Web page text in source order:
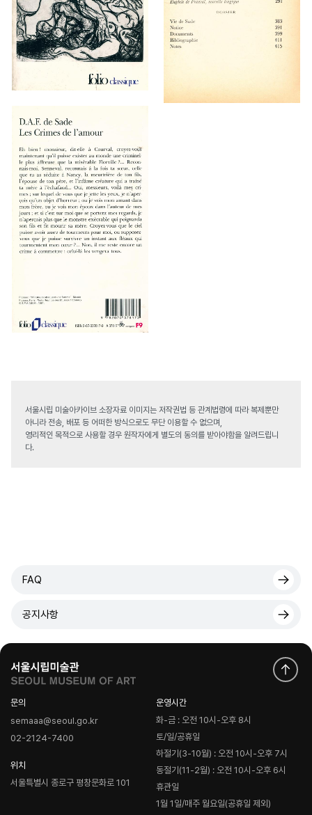
서울시립 미술아카이브 소장자료 이미지는 저작권법 등 관계법령에 따라 복제뿐만
아니라 전송, 배포 등 어떠한 방식으로도 무단 이용할 수 없으며,
영리적인 목적으로 사용할 경우 원작자에게 별도의 동의를 받아야함을 알려드립니
다.
FAQ
공지사항
문의
semaaa@seoul.go.kr
02-2124-7400
위치
서울특별시 종로구 평창문화로 101
운영시간
화-금 : 오전 10시-오후 8시
토/일/공휴일
하절기(3-10월) : 오전 10시-오후 7시
동절기(11-2월) : 오전 10시-오후 6시
휴관일
1월 1일/매주 월요일(공휴일 제외)